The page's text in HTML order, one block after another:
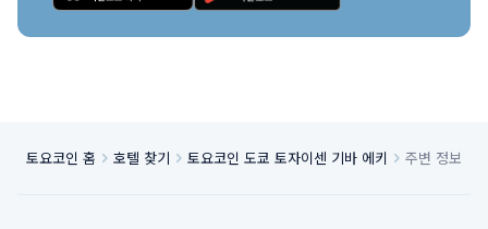
토요코인 홈 호텔 찾기 토요코인 도쿄 토자이센 기바 에키 주변 정보